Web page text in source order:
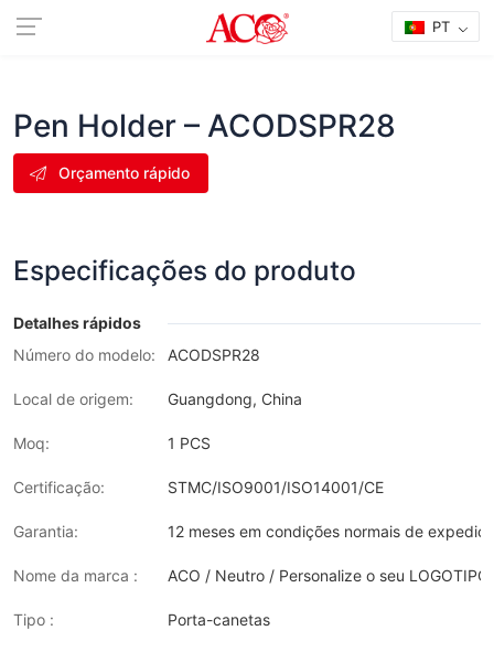
PT
Pen Holder – ACODSPR28
Orçamento rápido
Especificações do produto
Detalhes rápidos
Número do modelo:
ACODSPR28
Local de origem: Guangdong, China
Moq: 1 PCS
Certificação: STMC/ISO9001/ISO14001/CE
Garantia: 12 meses em condições normais de
Nome da marca : ACO / Neutro / Personalize o seu LOGOTIPO
Tipo : Porta-canetas